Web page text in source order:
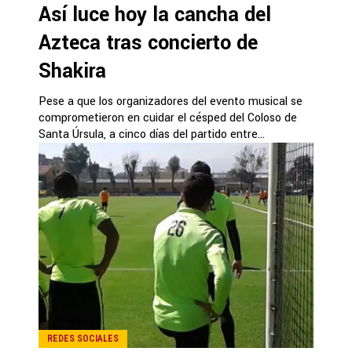
Así luce hoy la cancha del
Azteca tras concierto de
Shakira
Pese a que los organizadores del evento musical se
comprometieron en cuidar el césped del Coloso de
Santa Úrsula, a cinco días del partido entre...
REDES SOCIALES